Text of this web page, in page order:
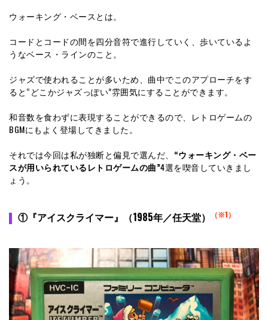
ウォーキング・ベースとは。
コードとコードの間を四分音符で進行していく、歩いているよ
うなベース・ラインのこと。
ジャズで使われることが多いため、曲中でこのアプローチをす
ると“どこかジャズっぽい”雰囲気にすることができます。
和音数を食わずに表現することができるので、レトロゲームの
BGMにもよく登場してきました。
それでは今回は私が独断と偏見で選んだ、 “ウォーキング・ベー
スが用いられているレトロゲームの曲”4選を喫音していきまし
ょう。
①『アイスクライマー』（1985年／任天堂） （※1）